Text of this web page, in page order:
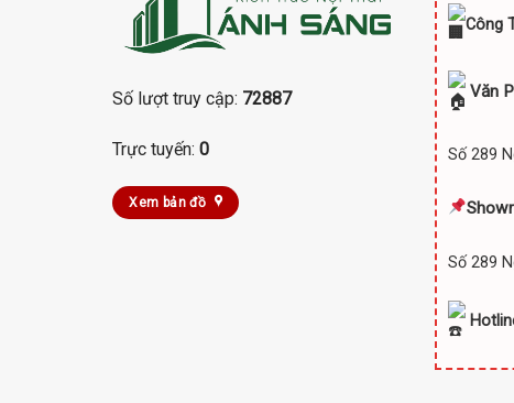
Số lượt truy cập: 72887
Trực tuyến: 0
Xem bản đồ
Công
Văn
Số 289
Số 289